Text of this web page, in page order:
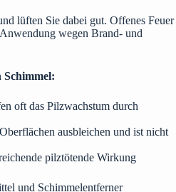
lüften Sie dabei gut. Offenes Feuer
wegen Brand- und
Schimmel:
oft das Pilzwachstum durch
ausbleichen und ist nicht
pilztötende Wirkung
und Schimmelentferner